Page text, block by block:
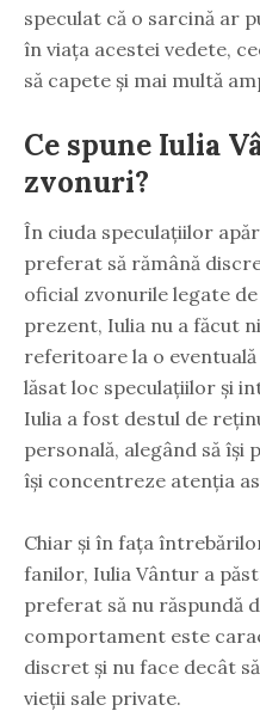
speculat că o sarcină ar
în viața acestei vedete,
să capete și mai multă
Ce spune Iulia
zvonuri?
În ciuda speculațiilor
preferat să rămână
oficial zvonurile legate
prezent, Iulia nu a făcut
referitoare la o
lăsat loc speculațiilor și
Iulia a fost destul de
personală, alegând să își
își concentreze atenția
Chiar și în fața
fanilor, Iulia Vântur a
preferat să nu răspundă
comportament este
discret și nu face decât
vieții sale private.